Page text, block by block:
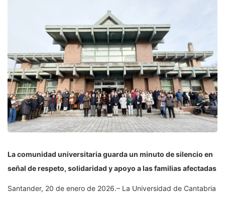
La comunidad universitaria guarda un minuto de silencio en
señal de respeto, solidaridad y apoyo a las familias afectadas
Santander, 20 de enero de 2026.– La Universidad de Cantabria